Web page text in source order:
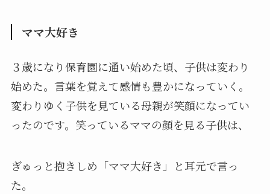
ママ大好き
３歳になり保育園に通い始めた頃、子供は変わり
始めた。言葉を覚えて感情も豊かになっていく。
変わりゆく子供を見ている母親が笑顔になってい
ったのです。笑っているママの顔を見る子供は、
ぎゅっと抱きしめ「ママ大好き」と耳元で言っ
た。